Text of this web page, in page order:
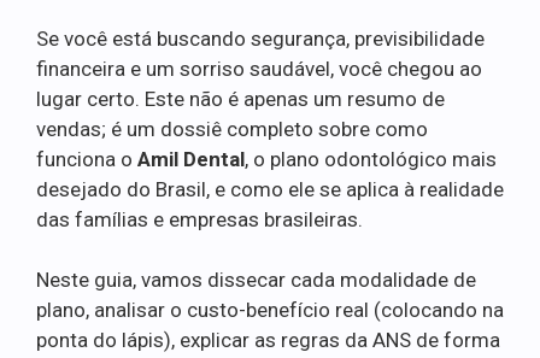
Se você está buscando segurança, previsibilidade
financeira e um sorriso saudável, você chegou ao
lugar certo. Este não é apenas um resumo de
vendas; é um dossiê completo sobre como
funciona o Amil Dental, o plano odontológico mais
desejado do Brasil, e como ele se aplica à realidade
das famílias e empresas brasileiras.
Neste guia, vamos dissecar cada modalidade de
plano, analisar o custo-benefício real (colocando na
ponta do lápis), explicar as regras da ANS de forma